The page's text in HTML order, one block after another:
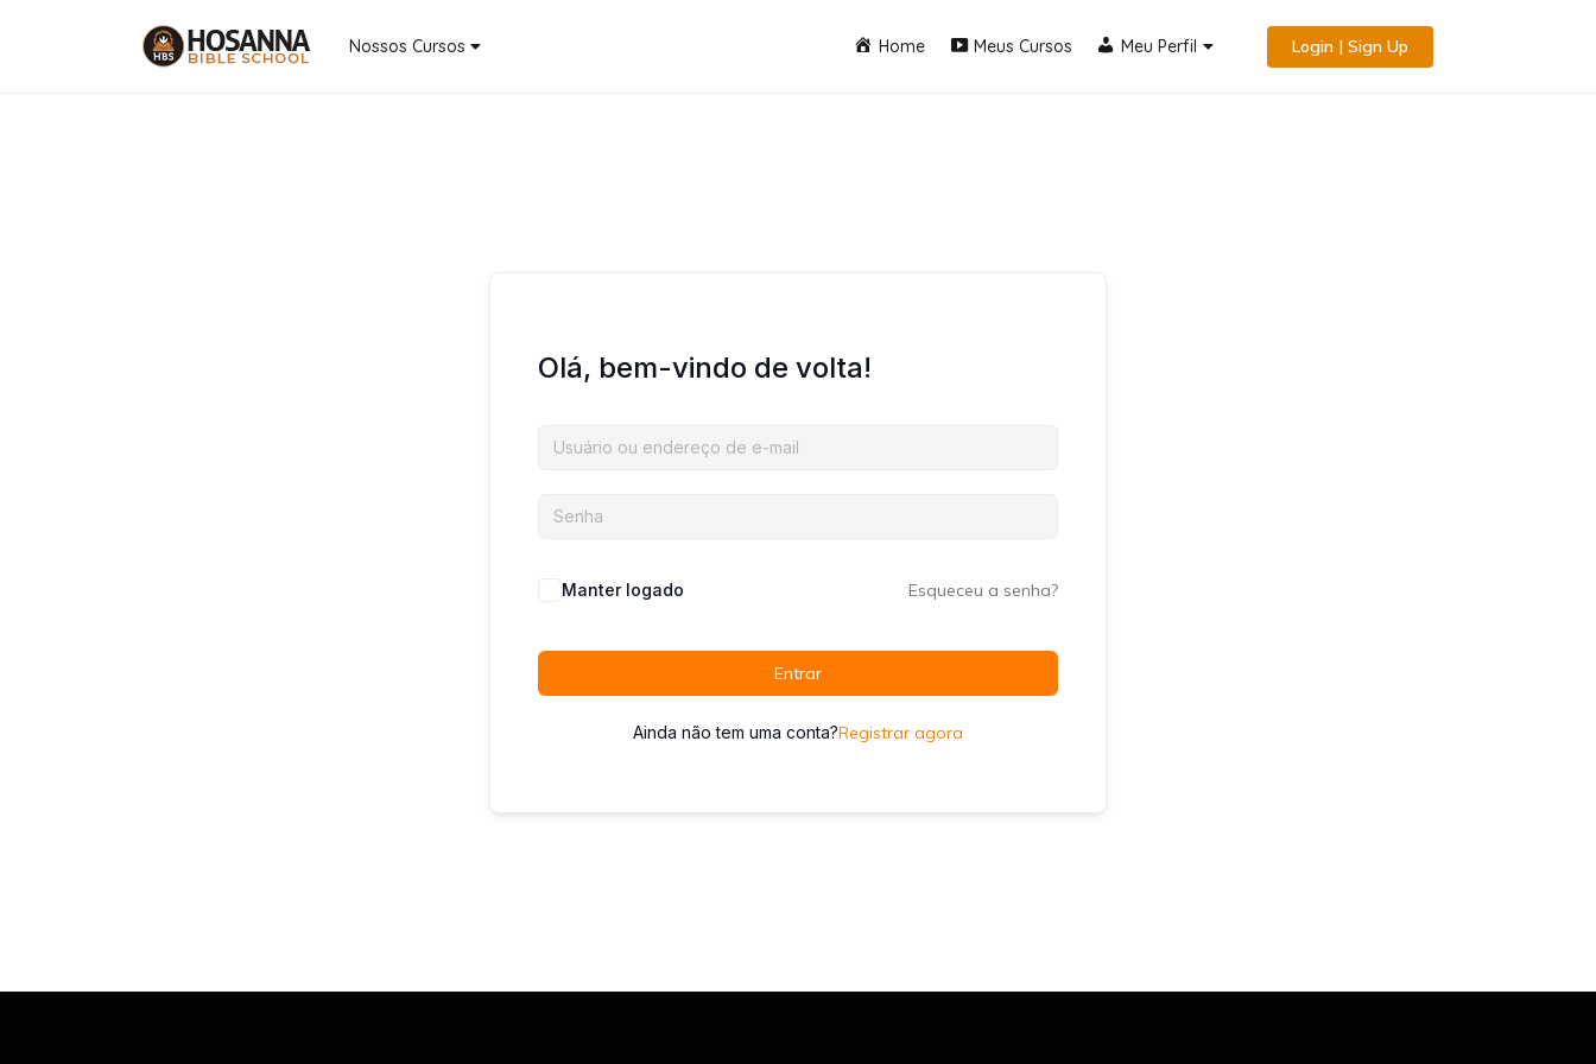
Nossos Cursos Home Meus Cursos Meu Perfil Login | Sign Up
Olá, bem-vindo de volta!
Manter logado Esqueceu a senha?
Entrar
Ainda não tem uma conta?Registrar agora